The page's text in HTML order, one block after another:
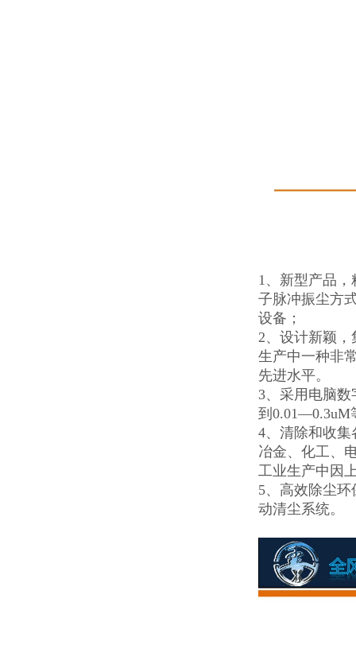
1、新型产品
子脉冲振尘方
设备；
2、设计新颖
生产中一种非
先进水平。
3、采用电脑
到0.01—0.3uM
4、清除和收
冶金、化工、
工业生产中因
5、高效除尘
动清尘系统。